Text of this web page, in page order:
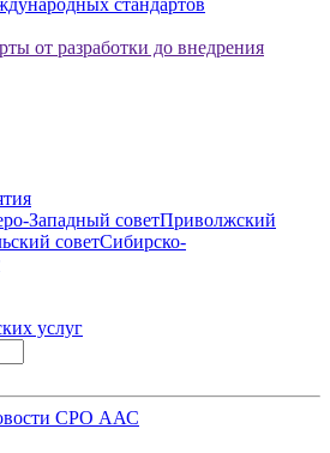
стандартов
от разработки до внедрения
Западный советПриволжский
советСибирско-
услуг
СРО ААС